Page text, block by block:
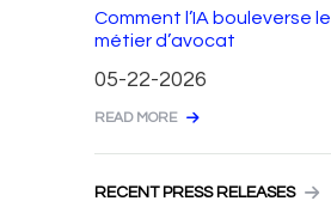
Comment l’IA bouleverse le
métier d’avocat
05-22-2026
READ MORE
RECENT PRESS RELEASES